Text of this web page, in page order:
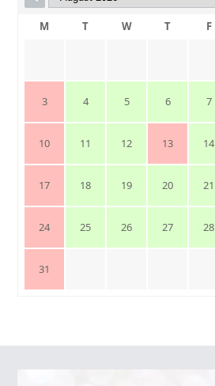
M T W T F
3 4 5 6 7
10 11 12 13 14
17 18 19 20 21
24 25 26 27 28
31